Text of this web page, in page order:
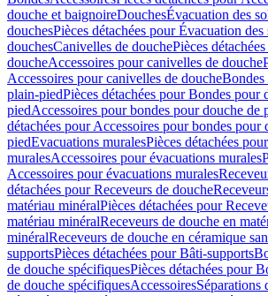
douche et baignoireDouchesÉvacuation des
douchesPièces détachées pour Évacuation des
douchesCanivelles de douchePièces
doucheAccessoires pour canivelles de douche
Accessoires pour canivelles de doucheBondes
plain-piedPièces détachées pour Bondes pour
piedAccessoires pour bondes pour douche de
détachées pour Accessoires pour bondes pour
piedEvacuations muralesPièces détachées
muralesAccessoires pour évacuations murales
Accessoires pour évacuations murales
détachées pour Receveurs de douche
matériau minéralPièces détachées pour
matériau minéralReceveurs de douche en
minéralReceveurs de douche en céramique
supportsPièces détachées pour Bâti-supports
de douche spécifiquesPièces détachées pour
de douche spécifiquesAccessoiresSéparations